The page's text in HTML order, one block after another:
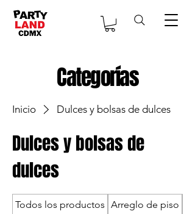
Categorías
Inicio Dulces y bolsas de dulces
Dulces y bolsas de
dulces
Todos los productos Arreglo de piso